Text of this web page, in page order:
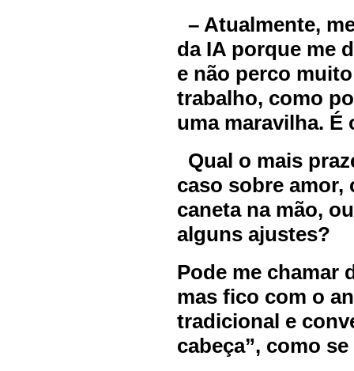
– Atualmente,
da IA porque me
e não perco
trabalho, como
uma maravilha. É
Qual o mais
caso sobre amor,
caneta na mão,
alguns ajustes?
Pode me chamar
mas fico com o
tradicional e
cabeça”, como